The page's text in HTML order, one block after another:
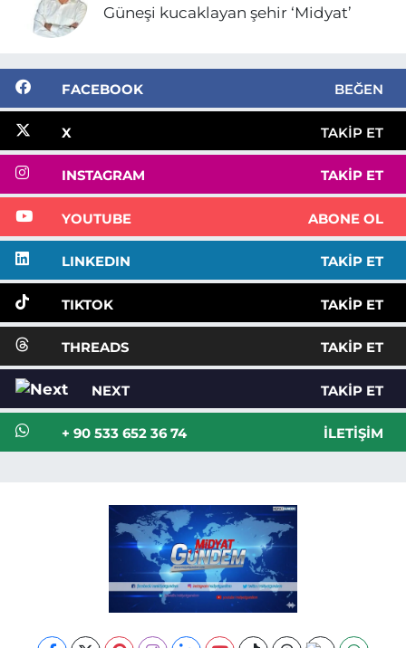
Güneşi kucaklayan şehir ‘Midyat’
FACEBOOK BEĞEN
X TAKIP ET
INSTAGRAM TAKIP ET
YOUTUBE ABONE OL
LINKEDIN TAKIP ET
TIKTOK TAKIP ET
THREADS TAKIP ET
NEXT TAKIP ET
+ 90 533 652 36 74 İLETIŞIM